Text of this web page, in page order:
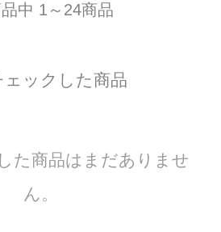
中 1～24商品
ェックした商品
た商品はまだありませ
ん。